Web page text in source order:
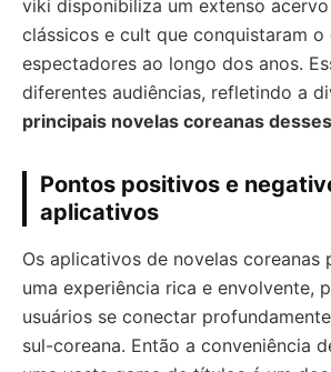
viki disponibiliza um extenso
clássicos e cult que conquistaram
espectadores ao longo dos anos.
diferentes audiências, refletindo a
principais novelas coreanas
Pontos positivos e
aplicativos
Os aplicativos de novelas coreanas
uma experiência rica e envolvente,
usuários se conectar
sul-coreana. Então a conveniência